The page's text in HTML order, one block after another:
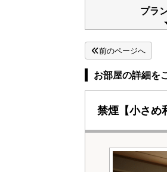
プラ
前のページへ
お部屋の詳細を
禁煙【小さめ